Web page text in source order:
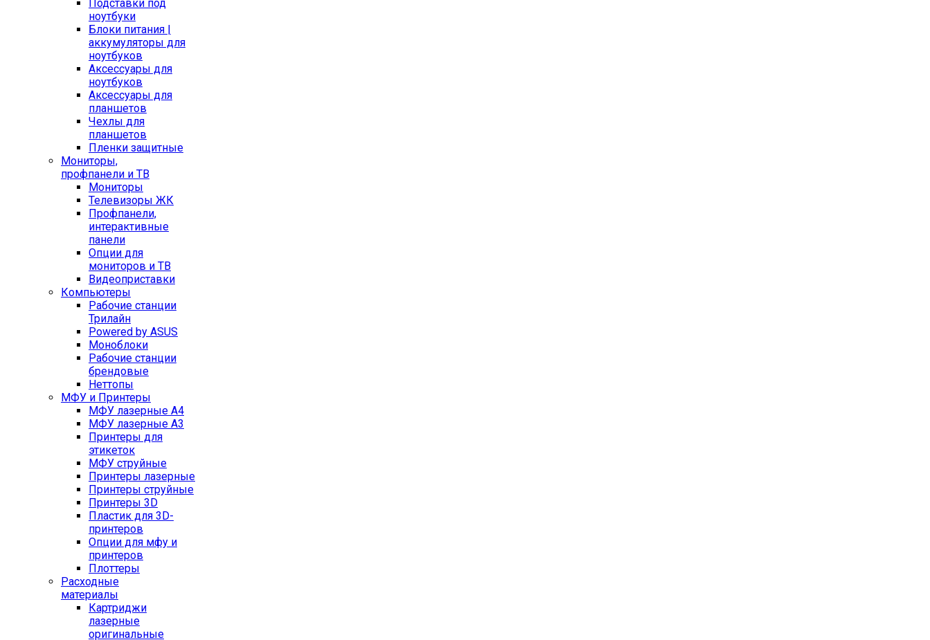
Подставки под
ноутбуки
Блоки питания |
аккумуляторы для
ноутбуков
Аксессуары для
ноутбуков
Аксессуары для
планшетов
Чехлы для
планшетов
Пленки защитные
Мониторы,
профпанели и ТВ
Мониторы
Телевизоры ЖК
Профпанели,
интерактивные
панели
Опции для
мониторов и ТВ
Видеоприставки
Компьютеры
Рабочие станции
Трилайн
Powered by ASUS
Моноблоки
Рабочие станции
брендовые
Неттопы
МФУ и Принтеры
МФУ лазерные А4
МФУ лазерные А3
Принтеры для
этикеток
МФУ струйные
Принтеры лазерные
Принтеры струйные
Принтеры 3D
Пластик для 3D-
принтеров
Опции для мфу и
принтеров
Плоттеры
Расходные
материалы
Картриджи
лазерные
оригинальные